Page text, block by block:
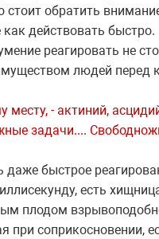
стоит обратить
действовать быстро.
реагировать не
людей
месту, - актиний,
задачи....
даже быстрое
есть
плодом
соприкосновении,